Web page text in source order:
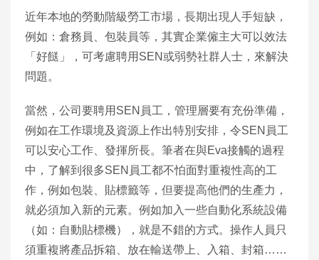
近年本地的勞動階級勞工市場，長期出現人手短缺，
例如：倉務員、包裝員等，其實企業僱主大可以效法
「好餸」，可考慮聘用SEN或弱勢社群人士，來解決
問題。
當然，公司要聘用SEN員工，管理層要有充份準備，
例如在工作環境及資源上作出特別安排，令SEN員工
可以安心工作、發揮所長。筆者在與Eva接觸的過程
中，了解到很多SEN員工都不怕面對重複性高的工
作，例如包裝、貼標籤等，但要提高他們的生產力，
就必須加入新的元素。例如加入一些自動化系統設備
（如：自動貼標機），就是不錯的方式。操作人員只
須重複將產品拆箱、放在輸送帶上、入箱、封箱……